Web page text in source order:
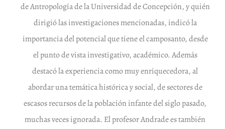
de Antropología de la Universidad de Concepción, y quién
dirigió las investigaciones mencionadas, indicó la
importancia del potencial que tiene el camposanto, desde
el punto de vista investigativo, académico. Además
destacó la experiencia como muy enriquecedora, al
abordar una temática histórica y social, de sectores de
escasos recursos de la población infante del siglo pasado,
muchas veces ignorada. El profesor Andrade es también